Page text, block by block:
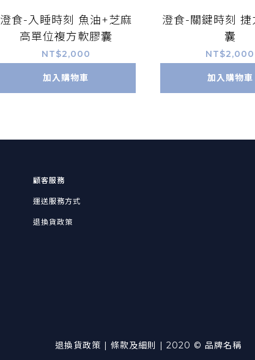
澄食-入睡時刻 魚油+芝麻
高單位複方軟膠囊
NT$2,000
加入購物車
澄食-關鍵時刻 捷
囊
NT$2,000
加入購物車
顧客服務
運送服務方式
退換貨政策
退換貨政策 | 條款及細則 | 2020 © 品牌名稱